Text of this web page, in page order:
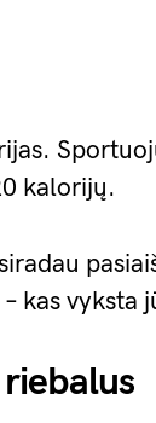
kalorijų.
kas vyksta